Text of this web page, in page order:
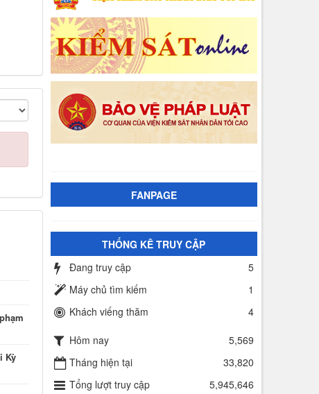
Kỳ
FANPAGE
THỐNG KÊ TRUY CẬP
Đang truy cập
5
Máy chủ tìm kiếm
1
Khách viếng thăm
4
Hôm nay
5,569
Tháng hiện tại
33,820
Tổng lượt truy cập
5,945,646